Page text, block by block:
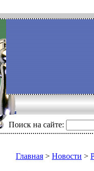
Поиск на сайте:
Главная > Новости >